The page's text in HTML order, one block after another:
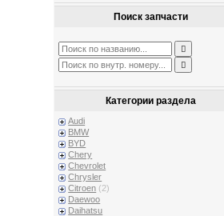
Поиск запчасти
Категории раздела
Audi
BMW
BYD
Chery
Chevrolet
Chrysler
Citroen (2)
Daewoo
Daihatsu